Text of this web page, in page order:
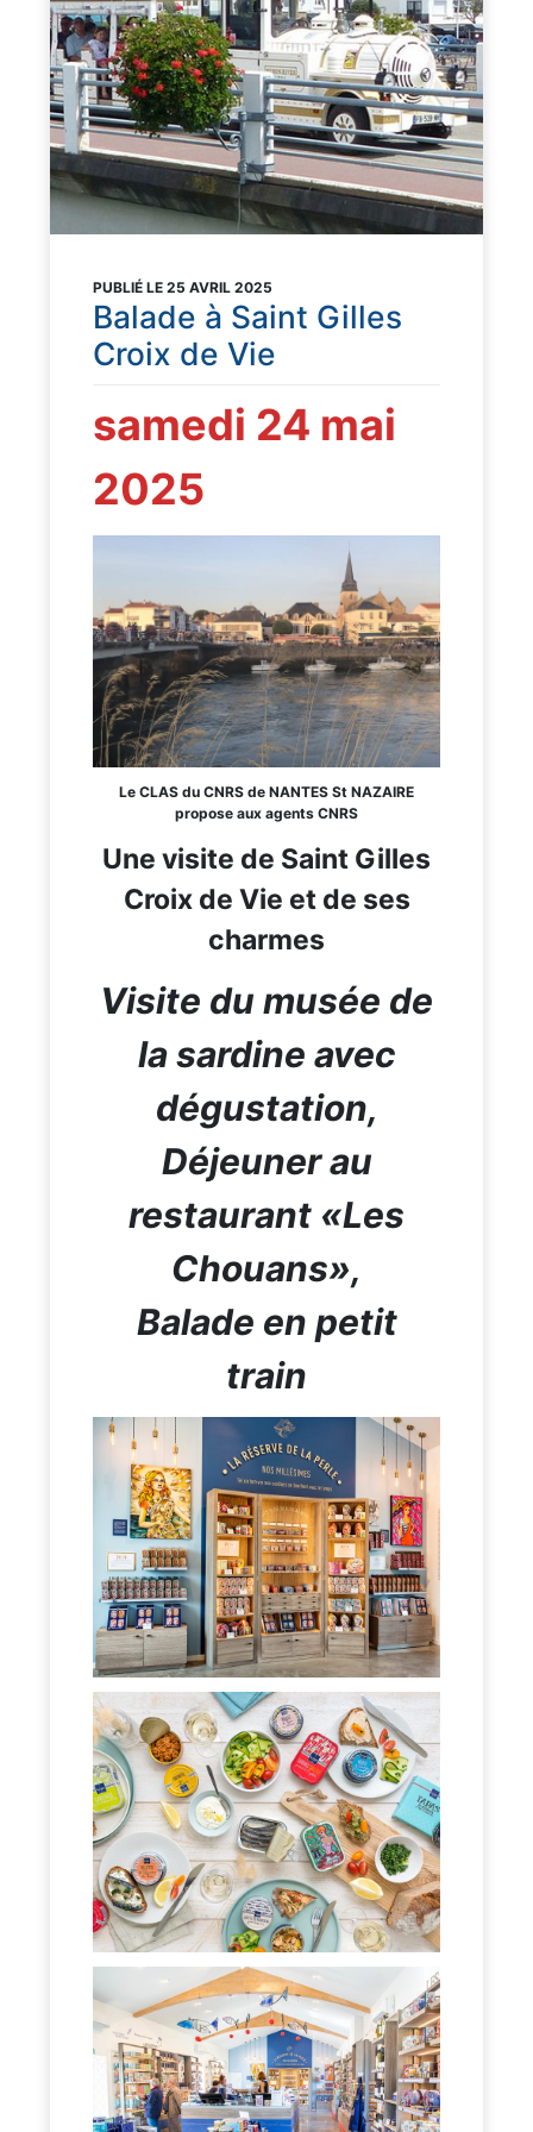
PUBLIÉ LE 25 AVRIL 2025
Balade à Saint Gilles
Croix de Vie
samedi 24 mai
2025
Le CLAS du CNRS de NANTES St NAZAIRE
propose aux agents CNRS
Une visite de Saint Gilles
Croix de Vie et de ses
charmes
Visite du musée de
la sardine avec
dégustation,
Déjeuner au
restaurant «Les
Chouans»,
Balade en petit
train